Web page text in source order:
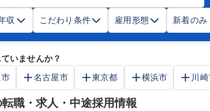
収 こだわり条件 雇用形態 新着のみ
いませんか？
名古屋市 東京都 横浜市 川
職・求人・中途採用情報